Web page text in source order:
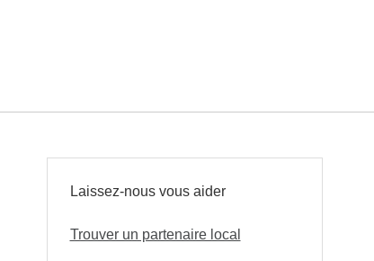
Laissez-nous vous aider
Trouver un partenaire local